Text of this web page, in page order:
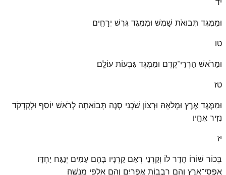
וּמִמֶּגֶד תְּבוּאֹת שָׁמֶשׁ וּמִמֶּגֶד גֶּרֶשׁ יְרָחִֽים׃
טו
וּמֵרֹאשׁ הַרְרֵי־קֶדֶם וּמִמֶּגֶד גִּבְעוֹת עוֹלָֽם׃
טז
וּמִמֶּגֶד אֶרֶץ וּמְלֹאָהּ וּרְצוֹן שֹׁכְנִי סְנֶה תָּבוֹאתָה לְרֹאשׁ יוֹסֵף וּלְקׇדְקֹד
נְזִיר אֶחָֽיו׃
יז
בְּכוֹר שׁוֹרוֹ הָדָר לוֹ וְקַרְנֵי רְאֵם קַרְנָיו בָּהֶם עַמִּים יְנַגַּח יַחְדָּו
אַפְסֵי־אָרֶץ וְהֵם רִבְבוֹת אֶפְרַיִם וְהֵם אַלְפֵי מְנַשֶּֽׁה׃